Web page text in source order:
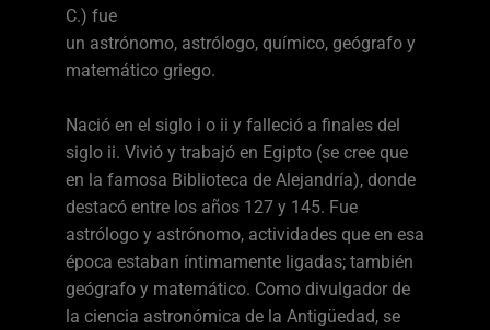
C.) fue
un astrónomo, astrólogo, químico, geógrafo y
matemático griego.
Nació en el siglo i o ii y falleció a finales del
siglo ii. Vivió y trabajó en Egipto (se cree que
en la famosa Biblioteca de Alejandría), donde
destacó entre los años 127 y 145. Fue
astrólogo y astrónomo, actividades que en esa
época estaban íntimamente ligadas; también
geógrafo y matemático. Como divulgador de
la ciencia astronómica de la Antigüedad, se